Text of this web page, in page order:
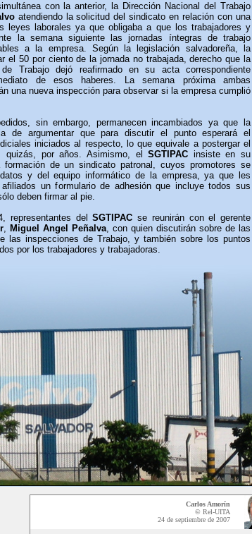
con la anterior, la Dirección Nacional del Trabajo
atendiendo la solicitud del sindicato en relación con una
leyes laborales ya que obligaba a que los trabajadores y
la semana siguiente las jornadas íntegras de trabajo
a la empresa. Según la legislación salvadoreña, la
el 50 por ciento de la jornada no trabajada, derecho que la
Trabajo dejó reafirmado en su acta correspondiente
de esos haberes. La semana próxima ambas
una nueva inspección para observar si la empresa cumplió
sin embargo, permanecen incambiados ya que la
de argumentar que para discutir el punto esperará el
iniciados al respecto, lo que equivale a postergar el
quizás, por años. Asimismo, elSGTIPAC insiste en su
de un sindicato patronal, cuyos promotores se
y del equipo informático de la empresa, ya que les
un formulario de adhesión que incluye todos sus
deben firmar al pie.
representantes delSGTIPAC se reunirán con el gerente
, Miguel Angel Peñalva, con quien discutirán sobre de las
las inspecciones de Trabajo, y también sobre los puntos
por los trabajadores y trabajadoras.
Carlos Amorín
© Rel-UITA
24 de septiembre de 2007